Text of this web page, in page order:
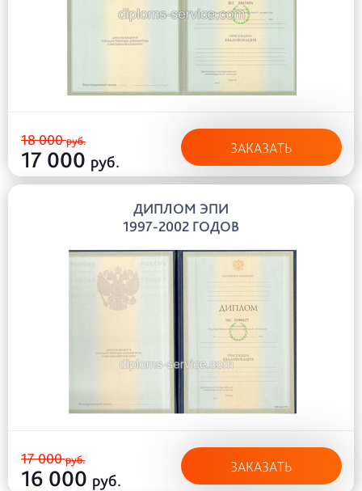
18 000руб.
17 000 руб.
ЗАКАЗАТЬ
ДИПЛОМ ЭПИ
1997-2002 ГОДОВ
17 000руб.
16 000 руб.
ЗАКАЗАТЬ